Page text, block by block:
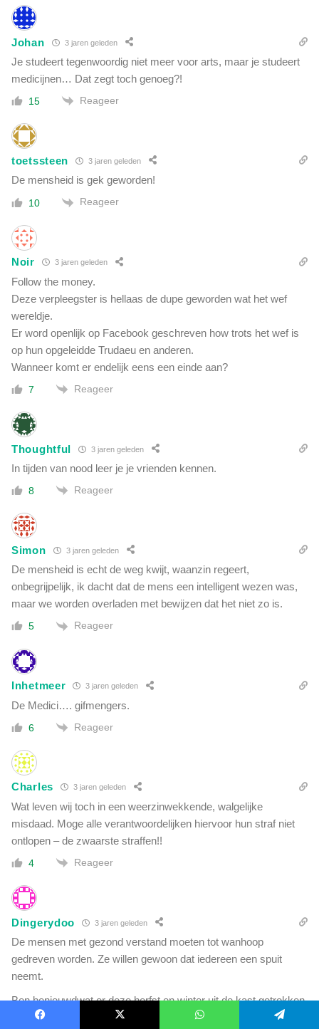
Johan 3 jaren geleden
Je studeert tegenwoordig niet meer voor arts, maar je studeert
medicijnen… Dat zegt toch genoeg?!
15 Reageer
toetssteen 3 jaren geleden
De mensheid is gek geworden!
10 Reageer
Noir 3 jaren geleden
Follow the money.
Deze verpleegster is hellaas de dupe geworden wat het wef
wereldje.
Er word openlijk op Facebook geschreven how trots het wef is
op hun opgeleidde Trudaeu en anderen.
Wanneer komt er endelijk eens een einde aan?
7 Reageer
Thoughtful 3 jaren geleden
In tijden van nood leer je je vrienden kennen.
8 Reageer
Simon 3 jaren geleden
De mensheid is echt de weg kwijt, waanzin regeert,
onbegrijpelijk, ik dacht dat de mens een intelligent wezen was,
maar we worden overladen met bewijzen dat het niet zo is.
5 Reageer
Inhetmeer 3 jaren geleden
De Medici…. gifmengers.
6 Reageer
Charles 3 jaren geleden
Wat leven wij toch in een weerzinwekkende, walgelijke
misdaad. Moge alle verantwoordelijken hiervoor hun straf niet
ontlopen – de zwaarste straffen!!
4 Reageer
Dingerydoo 3 jaren geleden
De mensen met gezond verstand moeten tot wanhoop
gedreven worden. Ze willen gewoon dat iedereen een spuit
neemt.
Ben benieuwdwat er deze herfst en winter uit de kast getrokken
wordt.